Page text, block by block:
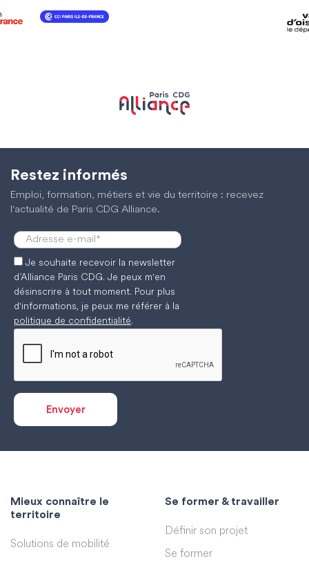
Restez informés
Emploi, formation, métiers et vie du territoire : recevez
l'actualité de Paris CDG Alliance.
Je souhaite recevoir la newsletter
d’Alliance Paris CDG. Je peux m'en
désinscrire à tout moment. Pour plus
d'informations, je peux me référer à la
politique de confidentialité.
Mieux connaître le
territoire
Solutions de mobilité
Se former & travailler
Définir son projet
Se former